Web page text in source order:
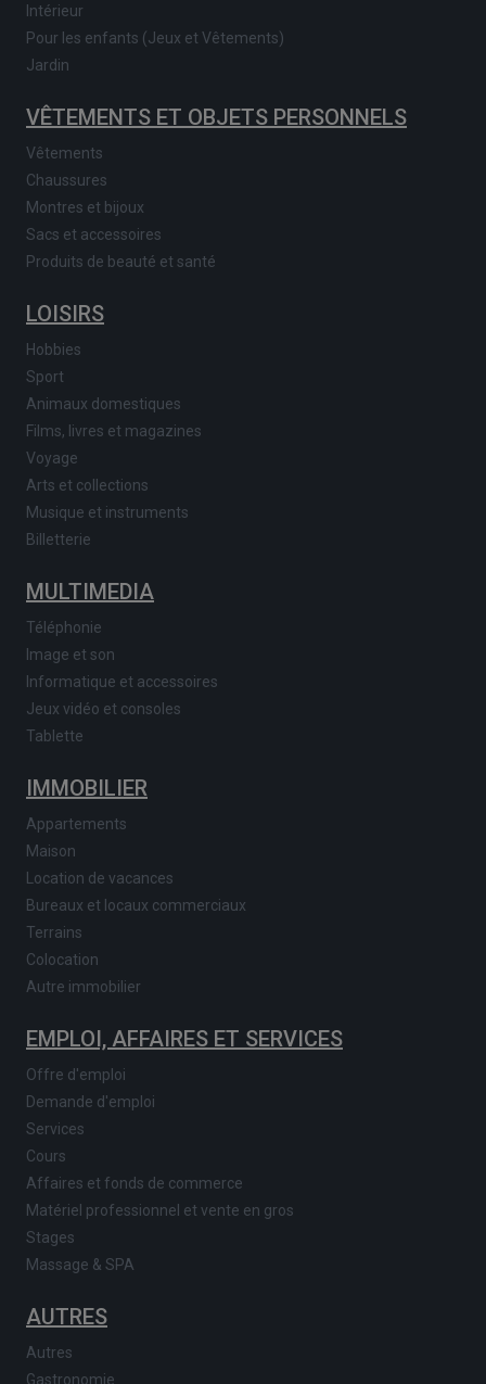
Intérieur
Pour les enfants (Jeux et Vêtements)
Jardin
VÊTEMENTS ET OBJETS PERSONNELS
Vêtements
Chaussures
Montres et bijoux
Sacs et accessoires
Produits de beauté et santé
LOISIRS
Hobbies
Sport
Animaux domestiques
Films, livres et magazines
Voyage
Arts et collections
Musique et instruments
Billetterie
MULTIMEDIA
Téléphonie
Image et son
Informatique et accessoires
Jeux vidéo et consoles
Tablette
IMMOBILIER
Appartements
Maison
Location de vacances
Bureaux et locaux commerciaux
Terrains
Colocation
Autre immobilier
EMPLOI, AFFAIRES ET SERVICES
Offre d'emploi
Demande d'emploi
Services
Cours
Affaires et fonds de commerce
Matériel professionnel et vente en gros
Stages
Massage & SPA
AUTRES
Autres
Gastronomie